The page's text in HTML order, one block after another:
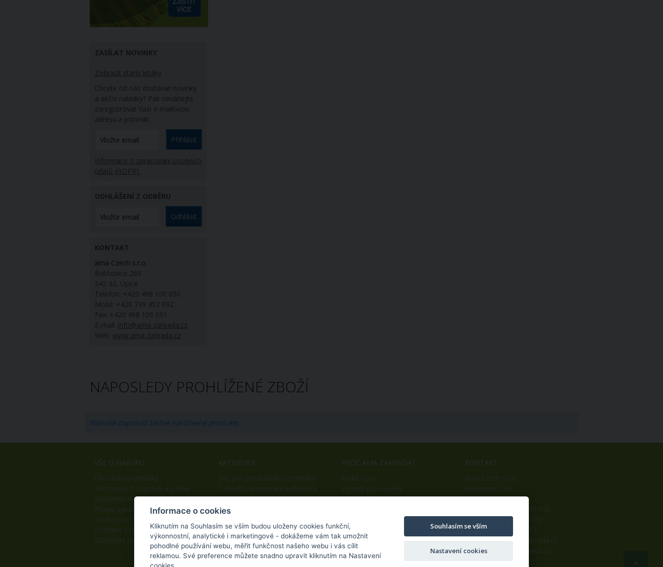
ZASÍLAT NOVINKY
Zobrazit starší letáky
Chcete od nás dostávat novinky
a akční nabídky? Pak neváhejte
zaregistrovat Vaši e-mailovou
adresu a potvrdit.
Přihlásit
Informace o zpracování osobních
údajů (GDPR).
ODHLÁŠENÍ Z ODBĚRU
Odhlásit
KONTAKT
ama Czech s.r.o.
Batňovice 269
542 32, Úpice
Telefon: +420 498 100 050
Mobil: +420 739 452 092
Fax: +420 498 100 051
E-mail: info@ama-zahrada.cz
Web:
www.ama-zahrada.cz
NAPOSLEDY PROHLÍŽENÉ ZBOŽÍ
Nemáte doposud žádné navštívené produkty.
VŠE O NÁKUPU
Reklamační řád
Ochrana osobních údajů
Obchodní podmínky B2B
KATEGORIE
technika
PROČ AMA ZAHRADA?
Snadný nákup
KONTAKT
542 32, Úpice
Mobil: +420 739 452 092
Fax: +420 498 100 051
Web:www.ama-zahrada.cz
Informace o cookies
Kliknutím na Souhlasím se vším budou uloženy cookies funkční,
výkonnostní, analytické i marketingové - dokážeme vám tak umožnit
pohodlné používání webu, měřit funkčnost našeho webu i vás cílit
reklamou. Své preference můžete snadno upravit kliknutím na Nastavení
Souhlasím se vším
Nastavení cookies